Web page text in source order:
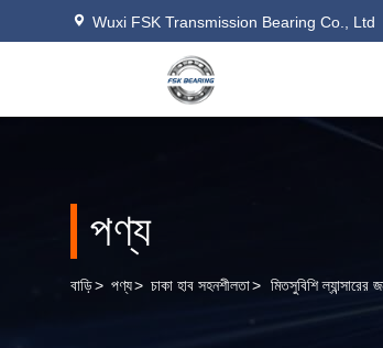
Wuxi FSK Transmission Bearing Co., Ltd
পণ্য
বাড়ি> পণ্য> চাকা হাব সহনশীলতা> মিতসুবিশি